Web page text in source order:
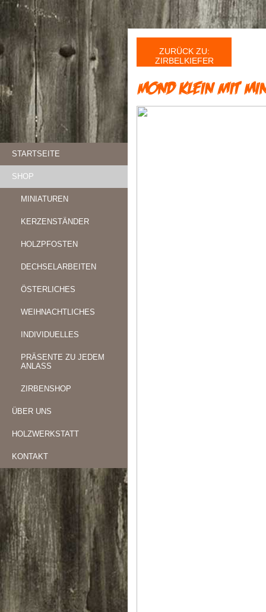
STARTSEITE
SHOP
MINIATUREN
KERZENSTÄNDER
HOLZPFOSTEN
DECHSELARBEITEN
ÖSTERLICHES
WEIHNACHTLICHES
INDIVIDUELLES
PRÄSENTE ZU JEDEM
ANLASS
ZIRBENSHOP
ÜBER UNS
HOLZWERKSTATT
KONTAKT
ZURÜCK ZU:
ZIRBELKIEFER
Mond klein mit